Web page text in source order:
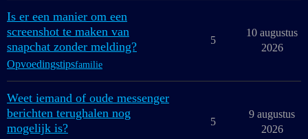
Is er een manier om een
screenshot te maken van
snapchat zonder melding?
Opvoedingstipsfamilie
5
10 augustus
2026
Weet iemand of oude messenger
berichten terughalen nog
mogelijk is?
5
9 augustus
2026